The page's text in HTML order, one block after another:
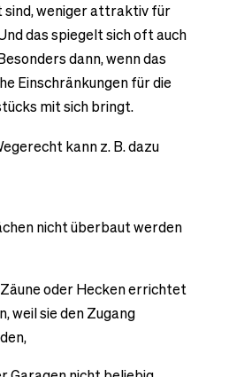
weniger attraktiv für
das spiegelt sich oft auch
dann, wenn das
Einschränkungen für die
mit sich bringt.
kann z. B. dazu
nicht überbaut werden
oder Hecken errichtet
weil sie den Zugang